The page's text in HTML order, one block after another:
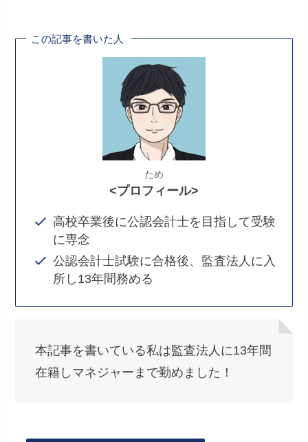
この記事を書いた人
ため
<プロフィール>
高校卒業後に公認会計士を目指して受験
に専念
公認会計士試験に合格後、監査法人に入
所し13年間務める
本記事を書いている私は監査法人に13年間
在籍しマネジャーまで勤めました！